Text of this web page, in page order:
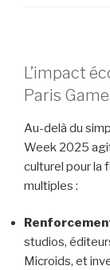
L’impact
Paris
Au-delà du
Week 2025
culturel pour la
multiples :
studios,
Microids, et